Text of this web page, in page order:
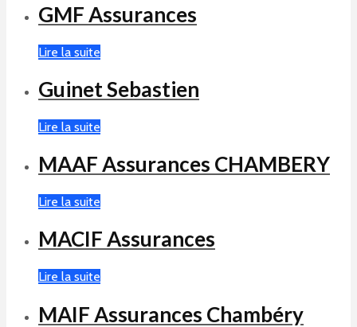
GMF Assurances
Lire la suite
Guinet Sebastien
Lire la suite
MAAF Assurances CHAMBERY
Lire la suite
MACIF Assurances
Lire la suite
MAIF Assurances Chambéry